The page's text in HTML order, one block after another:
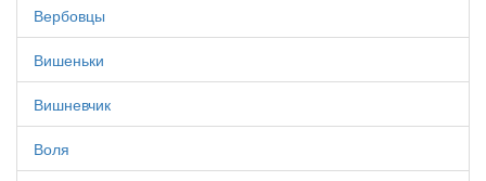
Вербовцы
Вишеньки
Вишневчик
Воля